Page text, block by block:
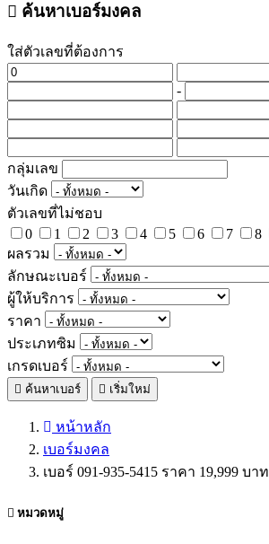
ค้นหาเบอร์มงคล
ใส่ตัวเลขที่ต้องการ
-
กลุ่มเลข
วันเกิด
ตัวเลขที่ไม่ชอบ
0
1 2 3 4 5 6 7 8
ผลรวม
ลักษณะเบอร์
ผู้ให้บริการ
ราคา
ประเภทซิม
เกรดเบอร์
ค้นหาเบอร์ เริ่มใหม่
หน้าหลัก
เบอร์มงคล
เบอร์ 091-935-5415 ราคา 19,999 บาท
หมวดหมู่